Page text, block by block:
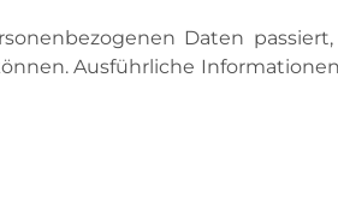
Daten
Ausführliche